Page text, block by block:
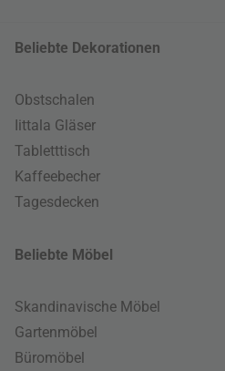
Beliebte Dekorationen
Obstschalen
Iittala Gläser
Tabletttisch
Kaffeebecher
Tagesdecken
Beliebte Möbel
Skandinavische Möbel
Gartenmöbel
Büromöbel